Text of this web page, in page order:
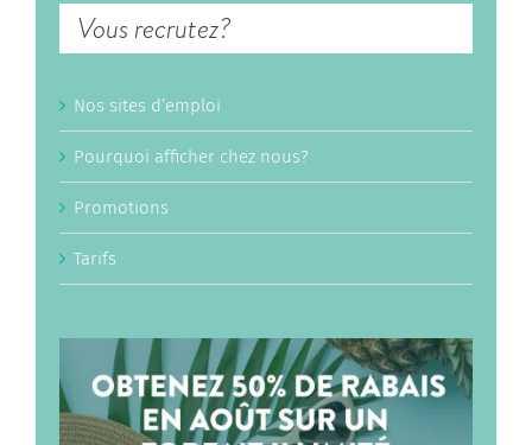
Vous recrutez?
Nos sites d’emploi
Pourquoi afficher chez nous?
Promotions
Tarifs